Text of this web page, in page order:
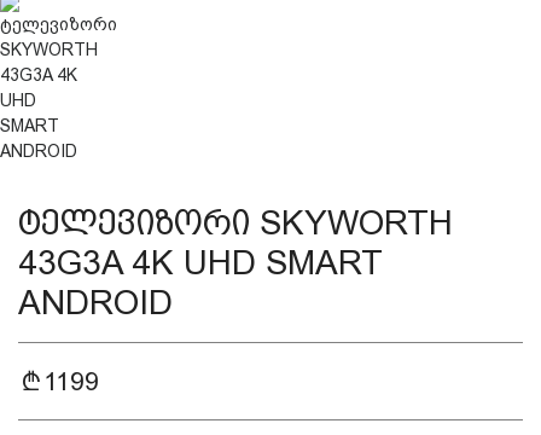
დაცვის პოლიტიკა
მიწოდების პირობები
საკონტაქტო ინფორმაცია
წესები და პირობები
დაბრუნება და გადაცვლის
პოლიტიკა
ტელევიზორი SKYWORTH
43G3A 4K UHD SMART
ANDROID
1199